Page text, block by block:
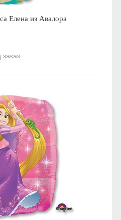
Елена из Авалора
заказ